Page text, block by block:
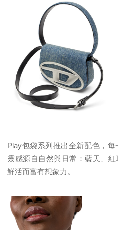
Play包袋系列推出全新配色，每
靈感源自自然與日常：藍天、紅
鮮活而富有想象力。